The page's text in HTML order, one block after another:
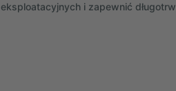
eksploatacyjnych i zapewnić